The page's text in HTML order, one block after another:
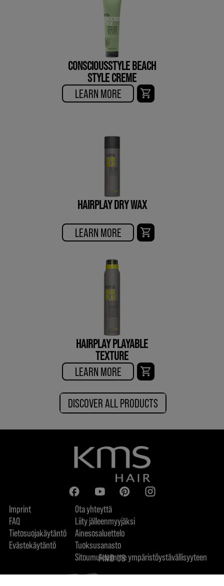
CONSCIOUSSTYLE BEACH
STYLE CREME
LEARN MORE
HAIRPLAY DRY WAX
LEARN MORE
HAIRPLAY PLAYABLE
TEXTURE
LEARN MORE
DISCOVER ALL PRODUCTS
Imprint
FAQ
Tietosuojakäytäntö
Evästekäytäntö
Ota yhteyttä
Liity jälleenmyyjäksi
Ainesosaluettelo
Tuoksusanasto
Sitoumuksemme ympäristöystävällisyyteen
FIND US